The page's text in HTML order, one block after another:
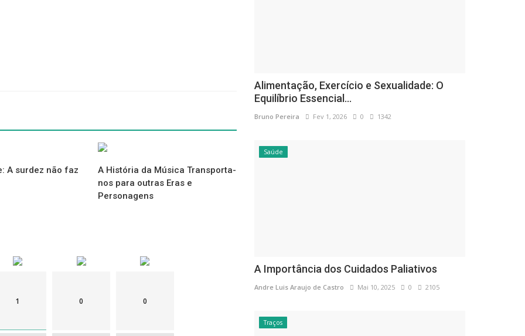
os seus esforços.
A surdez não faz
A História da Música Transporta-
nos para outras Eras e
Personagens
1 0 0
Alimentação, Exercício e Sexualidade: O
Equilíbrio Essencial...
Bruno Pereira Fev 1, 2026 0 1342
Saúde
A Importância dos Cuidados Paliativos
Andre Luis Araujo de Castro Mai 10, 2025 0 2105
Traços